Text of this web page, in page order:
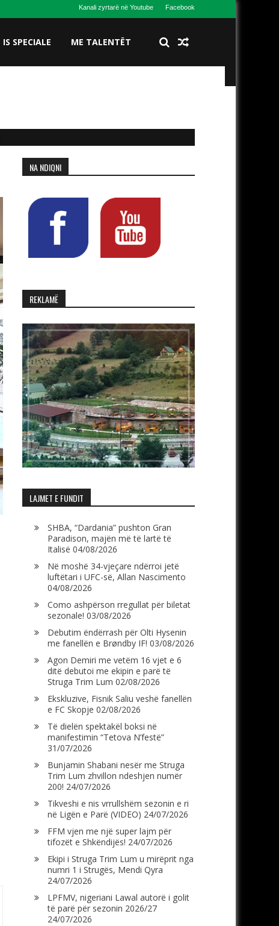
Kanali zyrtarë në Youtube Facebook
IS SPECIALE ME TALENTËT
NA NDIQNI
REKLAMË
LAJMET E FUNDIT
SHBA, “Dardania” pushton Gran
Paradison, majën më të lartë të
Italisë 04/08/2026
Në moshë 34-vjeçare ndërroi jetë
luftëtari i UFC-së, Allan Nascimento
04/08/2026
Como ashpërson rregullat për biletat
sezonale! 03/08/2026
Debutim ëndërrash për Olti Hysenin
me fanellën e Brøndby IF! 03/08/2026
Agon Demiri me vetëm 16 vjet e 6
ditë debutoi me ekipin e parë të
Struga Trim Lum 02/08/2026
Ekskluzive, Fisnik Saliu veshë fanellën
e FC Skopje 02/08/2026
Të dielën spektakël boksi në
manifestimin “Tetova N’festë”
31/07/2026
Bunjamin Shabani nesër me Struga
Trim Lum zhvillon ndeshjen numër
200! 24/07/2026
Tikveshi e nis vrrullshëm sezonin e ri
në Ligën e Parë (VIDEO) 24/07/2026
FFM vjen me një super lajm për
tifozët e Shkëndijës! 24/07/2026
Ekipi i Struga Trim Lum u mirëprit nga
numri 1 i Strugës, Mendi Qyra
24/07/2026
LPFMV, nigeriani Lawal autorë i golit
të parë për sezonin 2026/27
24/07/2026